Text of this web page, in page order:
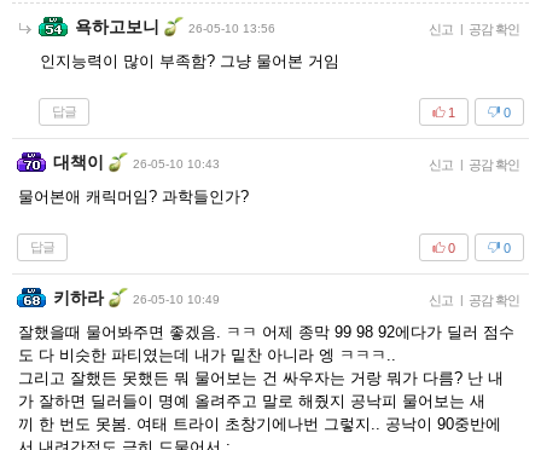
욕하고보니 26-05-10 13:56 신고 | 공감 확인
인지능력이 많이 부족함? 그냥 물어본 거임
답글 0
1
대책이 26-05-10 10:43 신고 | 공감 확인
물어본애 캐릭머임? 과학들인가?
답글 0
0
키하라 26-05-10 10:49 신고 | 공감 확인
잘했을때 물어봐주면 좋겠음. ㅋㅋ 어제 종막 99 98 92에다가 딜러 점수
도 다 비슷한 파티였는데 내가 밑찬 아니라 엥 ㅋㅋㅋ..
그리고 잘했든 못했든 뭐 물어보는 건 싸우자는 거랑 뭐가 다름? 난 내
가 잘하면 딜러들이 명예 올려주고 말로 해줬지 공낙피 물어보는 새
끼 한 번도 못봄. 여태 트라이 초창기에나번 그렇지.. 공낙이 90중반에